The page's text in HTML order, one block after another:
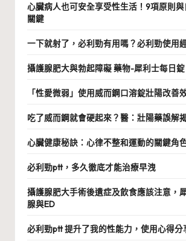
心臟病人也可安全享受性生活！9項原則
關鍵
一下就射了，必利勁有用嗎？必利勁使用
攝護腺肥大與勃起障礙 藥物-犀利士每日錠
「性愛微弱」使用威而鋼口溶錠壯陽改善
吃了威而鋼就會硬起來？醫：壯陽藥誤解
心臟健康秘訣：心律不整和運動的關鍵角
必利勁ptt，多久徹底才能治療早洩
攝護腺肥大手術後遺症及飲食應該注意，
腺與ED
必利勁ptt 提升了我的性能力，使用心得